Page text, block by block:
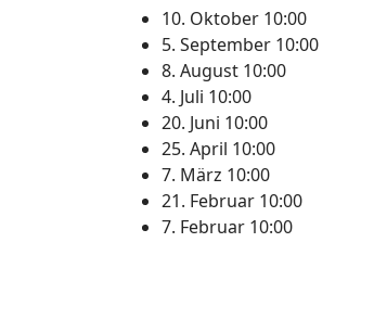
10. Oktober 10:00
5. September 10:00
8. August 10:00
4. Juli 10:00
20. Juni 10:00
25. April 10:00
7. März 10:00
21. Februar 10:00
7. Februar 10:00